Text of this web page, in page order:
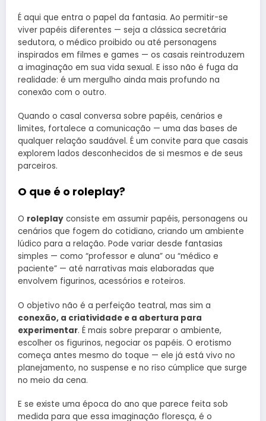
É aqui que entra o papel da fantasia. Ao permitir-se
viver papéis diferentes — seja a clássica secretária
sedutora, o médico proibido ou até personagens
inspirados em filmes e games — os casais reintroduzem
a imaginação em sua vida sexual. E isso não é fuga da
realidade: é um mergulho ainda mais profundo na
conexão com o outro.
Quando o casal conversa sobre papéis, cenários e
limites, fortalece a comunicação — uma das bases de
qualquer relação saudável. É um convite para que casais
explorem lados desconhecidos de si mesmos e de seus
parceiros.
O que é o roleplay?
O roleplay consiste em assumir papéis, personagens ou
cenários que fogem do cotidiano, criando um ambiente
lúdico para a relação. Pode variar desde fantasias
simples — como “professor e aluna” ou “médico e
paciente” — até narrativas mais elaboradas que
envolvem figurinos, acessórios e roteiros.
O objetivo não é a perfeição teatral, mas sim a
conexão, a criatividade e a abertura para
experimentar. É mais sobre preparar o ambiente,
escolher os figurinos, negociar os papéis. O erotismo
começa antes mesmo do toque — ele já está vivo no
planejamento, no suspense e no riso cúmplice que surge
no meio da cena.
E se existe uma época do ano que parece feita sob
medida para que essa imaginação floresça, é o